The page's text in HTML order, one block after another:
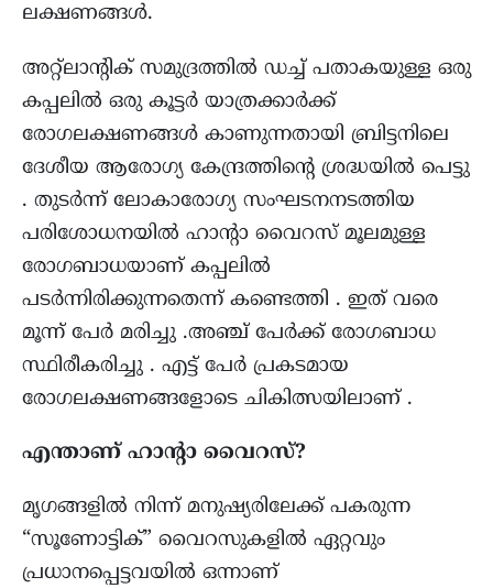
ലക്ഷണങ്ങൾ.
അറ്റ്ലാന്റിക് സമുദ്രത്തിൽ ഡച്ച് പതാകയുള്ള ഒരു
കപ്പലിൽ ഒരു കൂട്ടർ യാത്രക്കാർക്ക്
രോഗലക്ഷണങ്ങൾ കാണുന്നതായി ബ്രിട്ടനിലെ
ദേശീയ ആരോഗ്യ കേന്ദ്രത്തിന്റെ ശ്രദ്ധയിൽ പെട്ടു
. തുടർന്ന് ലോകാരോഗ്യ സംഘടനനടത്തിയ
പരിശോധനയിൽ ഹാന്റാ വൈറസ് മൂലമുള്ള
രോഗബാധയാണ് കപ്പലിൽ
പടർന്നിരിക്കുന്നതെന്ന് കണ്ടെത്തി . ഇത് വരെ
മൂന്ന് പേർ മരിച്ചു .അഞ്ച് പേർക്ക് രോഗബാധ
സ്ഥിരീകരിച്ചു . എട്ട് പേർ പ്രകടമായ
രോഗലക്ഷണങ്ങളോടെ ചികിത്സയിലാണ് .
എന്താണ് ഹാന്റാ വൈറസ്?
മൃഗങ്ങളിൽ നിന്ന് മനുഷ്യരിലേക്ക് പകരുന്ന
“സൂണോട്ടിക്” വൈറസുകളിൽ ഏറ്റവും
പ്രധാനപ്പെട്ടവയിൽ ഒന്നാണ്